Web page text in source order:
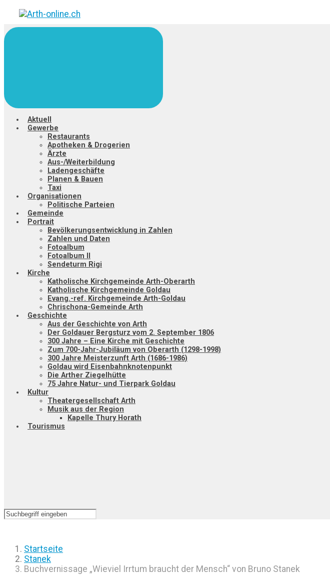
Zum
Hauptinhalt
springen
Aktuell
Gewerbe
Restaurants
Apotheken & Drogerien
Ärzte
Aus-/Weiterbildung
Ladengeschäfte
Planen & Bauen
Taxi
Organisationen
Politische Parteien
Gemeinde
Portrait
Bevölkerungsentwicklung in Zahlen
Zahlen und Daten
Fotoalbum
Fotoalbum II
Sendeturm Rigi
Kirche
Katholische Kirchgemeinde Arth-Oberarth
Katholische Kirchgemeinde Goldau
Evang.-ref. Kirchgemeinde Arth-Goldau
Chrischona-Gemeinde Arth
Geschichte
Aus der Geschichte von Arth
Der Goldauer Bergsturz vom 2. September 1806
300 Jahre – Eine Kirche mit Geschichte
Zum 700-Jahr-Jubiläum von Oberarth (1298-1998)
300 Jahre Meisterzunft Arth (1686-1986)
Goldau wird Eisenbahnknotenpunkt
Die Arther Ziegelhütte
75 Jahre Natur- und Tierpark Goldau
Kultur
Theatergesellschaft Arth
Musik aus der Region
Kapelle Thury Horath
Tourismus
Startseite
Stanek
Buchvernissage „Wieviel Irrtum braucht der Mensch“ von Bruno Stanek